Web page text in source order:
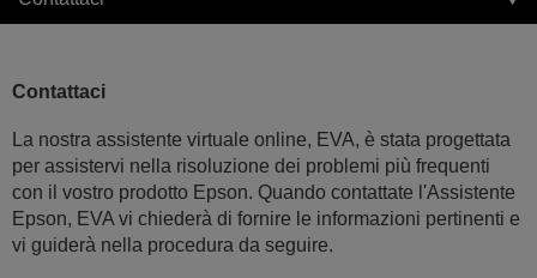
Contattaci
La nostra assistente virtuale online, EVA, è stata progettata
per assistervi nella risoluzione dei problemi più frequenti
con il vostro prodotto Epson. Quando contattate l'Assistente
Epson, EVA vi chiederà di fornire le informazioni pertinenti e
vi guiderà nella procedura da seguire.